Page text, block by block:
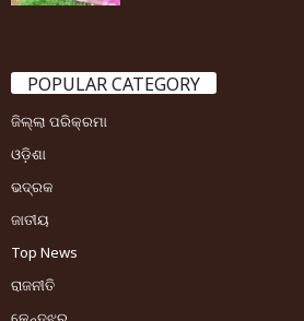
POPULAR CATEGORY
ଜିଲ୍ଲା ପରିକ୍ରମା
ଓଡ଼ିଶା
ଭଦ୍ରକ
ଜାତୀୟ
Top News
ରାଜନୀତି